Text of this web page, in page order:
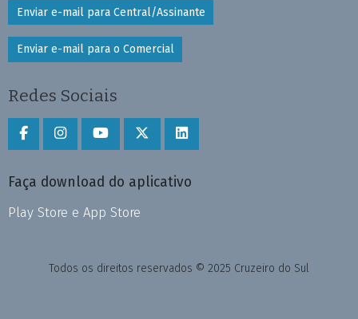
Enviar e-mail para Central/Assinante
Enviar e-mail para o Comercial
Redes Sociais
Faça download do aplicativo
Play Store e App Store
Todos os direitos reservados © 2025 Cruzeiro do Sul